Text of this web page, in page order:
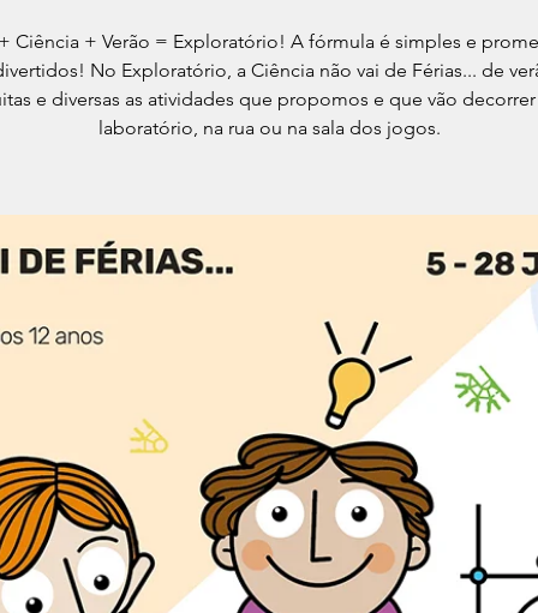
Ciência + Verão = Exploratório! A fórmula é simples e
No Exploratório, a Ciência não vai de Férias... de
e diversas as atividades que propomos e que vão
laboratório, na rua ou na sala dos jogos.